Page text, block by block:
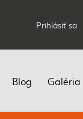
Prihlásiť sa
Blog Galéria